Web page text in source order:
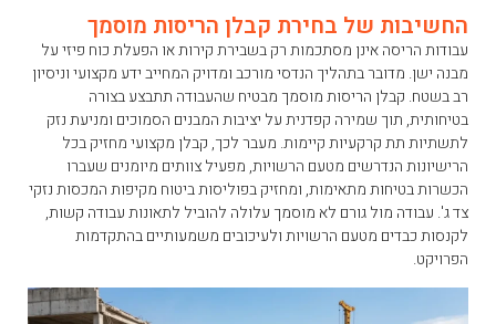
החשיבות של בחירת קבלן הריסות מוסמך
עבודות הריסה אינן מסתכמות רק בשבירת קירות או הפעלת כוח פיזי על
מבנה ישן. מדובר בתהליך הנדסי מורכב ומדויק המחייב ידע מקצועי וניסיון
רב בשטח. קבלן הריסות מוסמך מבטיח שהעבודה תתבצע בצורה
בטיחותית, תוך שמירה קפדנית על יציבות המבנים הסמוכים ומניעת נזק
לתשתיות תת קרקעיות קיימות. מעבר לכך, קבלן מקצועי מחזיק בכל
הרישיונות הנדרשים מטעם הרשויות, מפעיל צוותים מיומנים שעברו
הכשרות בטיחות מתאימות, ומחזיק בפוליסות ביטוח מקיפות המכסות נזקי
צד ג'. עבודה מול גורם לא מוסמך עלולה להוביל לתאונות עבודה קשות,
לקנסות כבדים מטעם הרשויות ולעיכובים משמעותיים בהתקדמות
הפרויקט.